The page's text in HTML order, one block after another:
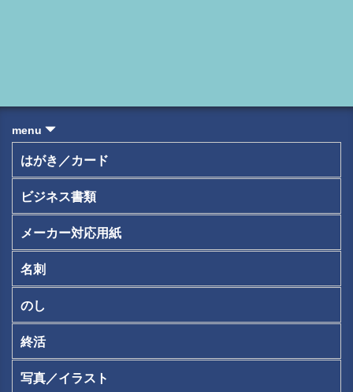
menu
はがき／カード
ビジネス書類
メーカー対応用紙
名刺
のし
終活
写真／イラスト